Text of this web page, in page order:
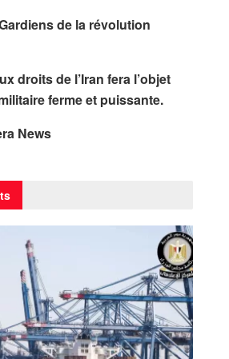
de la révolution
droits de l’Iran fera l’objet
ferme et puissante.
News